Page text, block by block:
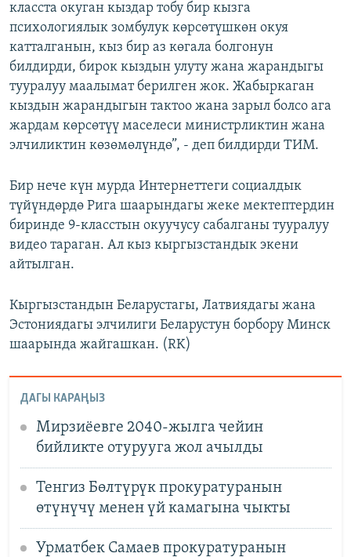
класста окуган кыздар тобу бир кызга
психологиялык зомбулук көрсөтүшкөн окуя
катталганын, кыз бир аз көгала болгонун
билдирди, бирок кыздын улуту жана жарандыгы
тууралуу маалымат берилген жок. Жабыркаган
кыздын жарандыгын тактоо жана зарыл болсо ага
жардам көрсөтүү маселеси министрликтин жана
элчиликтин көзөмөлүндө”, - деп билдирди ТИМ.
Бир нече күн мурда Интернеттеги социалдык
түйүндөрдө Рига шаарындагы жеке мектептердин
биринде 9-класстын окуучусу сабалганы тууралуу
видео тараган. Ал кыз кыргызстандык экени
айтылган.
Кыргызстандын Беларустагы, Латвиядагы жана
Эстониядагы элчилиги Беларустун борбору Минск
шаарында жайгашкан. (RK)
ДАГЫ КАРАҢЫЗ
Мирзиёевге 2040-жылга чейин
бийликте отурууга жол ачылды
Тенгиз Бөлтүрүк прокуратуранын
өтүнүчү менен үй камагына чыкты
Урматбек Самаев прокуратуранын